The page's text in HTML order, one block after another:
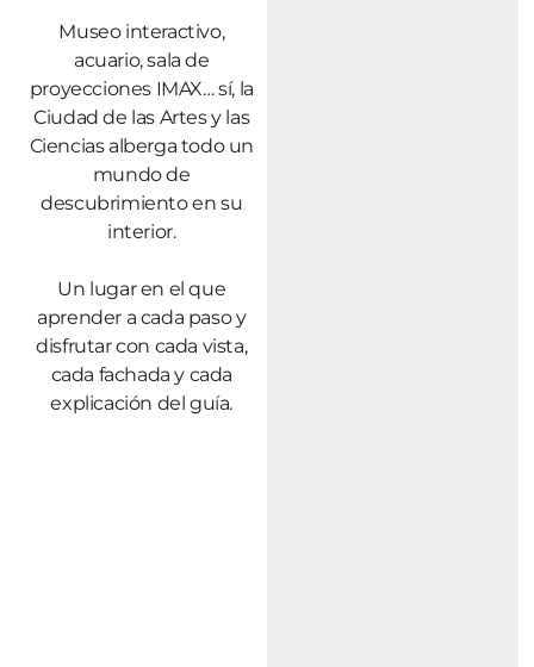
Museo interactivo,
acuario, sala de
proyecciones IMAX… sí, la
Ciudad de las Artes y las
Ciencias alberga todo un
mundo de
descubrimiento en su
interior.
Un lugar en el que
aprender a cada paso y
disfrutar con cada vista,
cada fachada y cada
explicación del guía.